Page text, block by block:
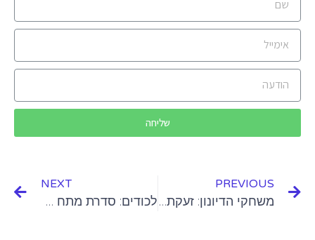
שליחה
PREVIOUS
משחקי הדיונון: זעקת החירות של המערב המשועבד ומותו של המיתוס היהודי
NEXT
לכודים: סדרת מתח איסלנדית מומלצת